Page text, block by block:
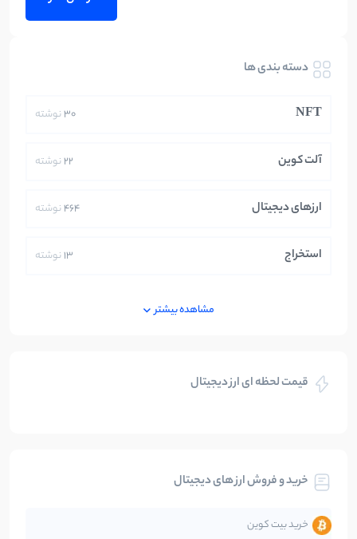
دسته بندی ها
NFT
30نوشته
آلت کوین 22نوشته
ارزهای دیجیتال 464نوشته
استخراج 13نوشته
بلاکچین
تحلیل
مشاهده بیشتر
قیمت لحظه ای ارز دیجیتال
خرید و فروش ارز های دیجیتال
خرید بیت کوین